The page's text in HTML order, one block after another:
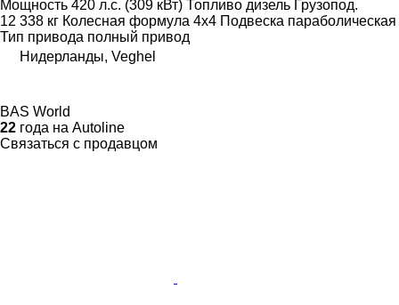
Мощность 420 л.с. (309 кВт) Топливо дизель Грузопод.
12 338 кг Колесная формула 4x4 Подвеска параболическая
Тип привода полный привод
Нидерланды, Veghel
BAS World
22 года на Autoline
Связаться с продавцом